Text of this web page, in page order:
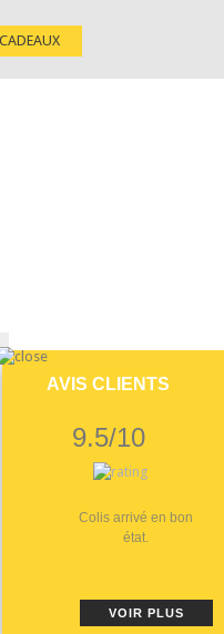
CADEAUX
AVIS CLIENTS
9.5/10
Colis arrivé en bon
état.
VOIR PLUS